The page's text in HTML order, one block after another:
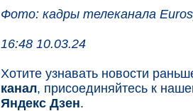
Фото: кадры телеканала
16:48 10.03.24
Хотите узнавать новости
канал, присоединяйтесь к
Яндекс Дзен.